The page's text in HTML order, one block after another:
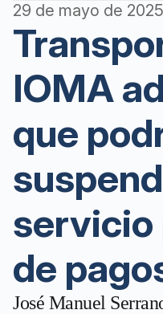
29 de mayo de
IOMA
que
servicio
de
José Manuel